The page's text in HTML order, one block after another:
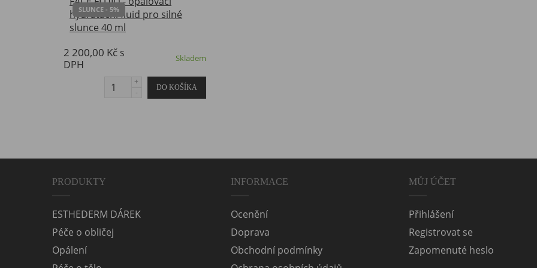
SLUNCE - 5%
2 200,00 Kč s
DPH
Skladem
PRODUKTY
ESTHEDERM DÁREK
Péče o obličej
Opálení
INFORMACE
Ocenění
Doprava
Obchodní podmínky
MŮJ ÚČET
Přihlášení
Registrovat se
Zapomenuté heslo